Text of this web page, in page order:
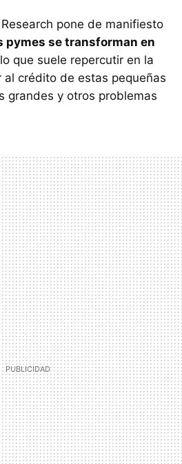
pone de manifiesto
pymes se transforman en
que suele repercutir en la
crédito de estas pequeñas
grandes y otros problemas